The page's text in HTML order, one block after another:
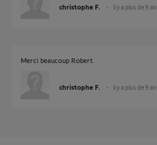
christophe F. il y a plus de 9
Merci beaucoup Robert.
christophe F. il y a plus de 9